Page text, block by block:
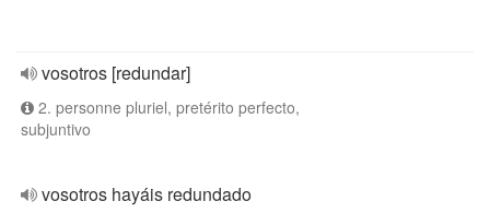
vosotros [redundar]
2. personne pluriel, pretérito perfecto,
subjuntivo
vosotros hayáis redundado